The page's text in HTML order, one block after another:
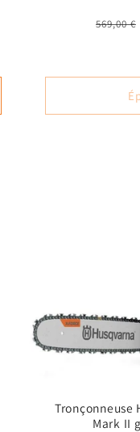
Prix
569,00 €
Tronçonneuse
Mark II